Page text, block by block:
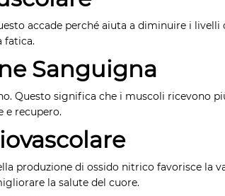
accade perché aiuta a diminuire i
fatica.
Sanguigna
Questo significa che i muscoli ricevono
e recupero.
produzione di ossido nitrico favorisce la
la salute del cuore.